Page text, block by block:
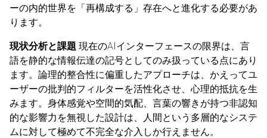
ーの内的世界を「再構成する」存在へと進化する必要があ
ります。
現状分析と課題 現在のAIインターフェースの限界は、言
語を静的な情報伝達の記号としてのみ扱っている点にあり
ます。論理的整合性に偏重したアプローチは、かえってユ
ーザーの批判的フィルターを活性化させ、心理的抵抗を生
みます。身体感覚や空間的気配、言葉の響きが持つ非認知
的な影響力を無視した設計は、人間という多層的なシステ
ムに対して極めて不完全な介入しか行えません。